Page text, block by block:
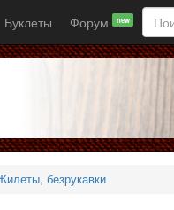
Буклеты Форум new
безрукавки